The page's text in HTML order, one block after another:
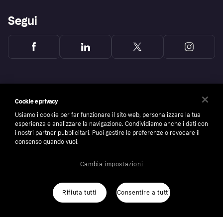
Segui
number: 556737-0431
Cookies Klarna.com
Cookie e privacy
Usiamo i cookie per far funzionare il sito web, personalizzare la tua
esperienza e analizzare la navigazione. Condividiamo anche i dati con
i nostri partner pubblicitari. Puoi gestire le preferenze o revocare il
consenso quando vuoi.
Rifiuta tutti Consentire a tutti
Cambia impostazioni